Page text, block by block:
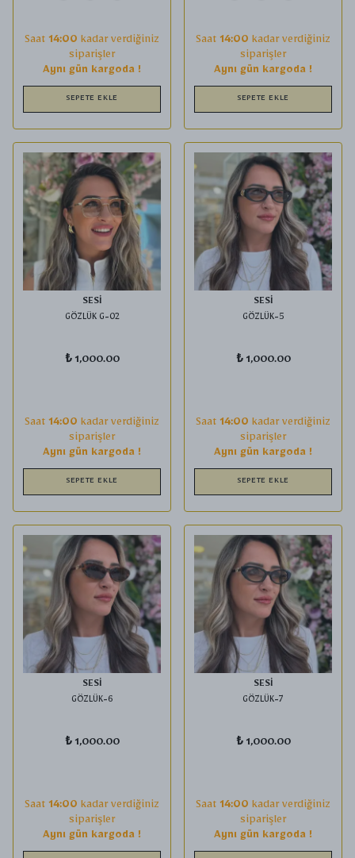
Saat 14:00 kadar verdiğiniz
siparişler
Aynı gün kargoda !
SEPETE EKLE
Saat 14:00 kadar verdiğiniz
siparişler
Aynı gün kargoda !
SEPETE EKLE
SESİ
GÖZLÜK G-02
₺ 1,000.00
Saat 14:00 kadar verdiğiniz
siparişler
Aynı gün kargoda !
SEPETE EKLE
SESİ
GÖZLÜK-5
₺ 1,000.00
Saat 14:00 kadar verdiğiniz
siparişler
Aynı gün kargoda !
SEPETE EKLE
SESİ
GÖZLÜK-6
₺ 1,000.00
Saat 14:00 kadar verdiğiniz
siparişler
Aynı gün kargoda !
SESİ
GÖZLÜK-7
₺ 1,000.00
Saat 14:00 kadar verdiğiniz
siparişler
Aynı gün kargoda !